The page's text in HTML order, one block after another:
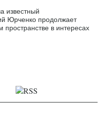
известный
Юрченко продолжает
пространстве в интересах